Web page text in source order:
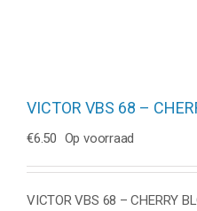
VICTOR VBS 68 –
€6.50 Op voorraad
VICTOR VBS 68 – CHERRY